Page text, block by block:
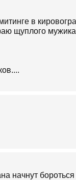
в
щуплого
начнут